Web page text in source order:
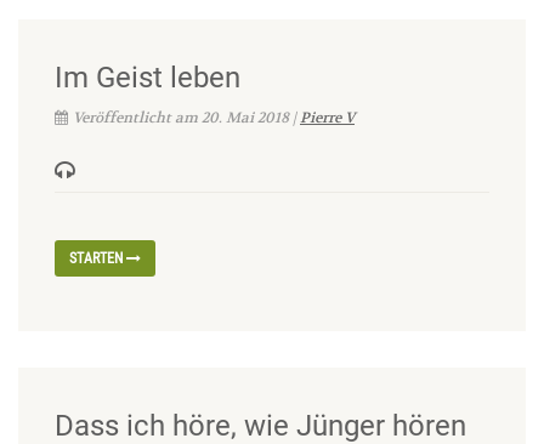
Im Geist leben
Veröffentlicht am 20. Mai 2018 |Pierre V
STARTEN
Dass ich höre, wie Jünger hören